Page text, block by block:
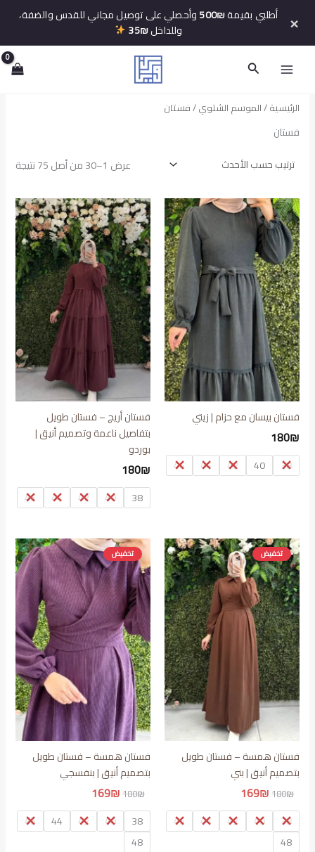
أطلبي بقيمة500₪وأحصلي على توصيل مجاني للقدس والضفة،
وللداخل35₪ ×
البحث
الرئيسية/الموسم الشتوي/ فستان
فستان
عرض 1–30 من أصل 75 نتيجة
فستان بيسان مع حزام | زيتي
180₪
38
40
42
44
46
فستان أريج – فستان طويل
بتفاصيل ناعمة وتصميم أنيق |
بوردو
180₪
38
40
42
44
46
تخفيض
فستان همسة – فستان طويل
بتصميم أنيق | بني
180₪ السعر
الأصلي
هو:
180₪.
169₪ السعر
الحالي
هو:
169₪.
38
40
42
44
46
48
تخفيض
فستان همسة – فستان طويل
بتصميم أنيق | بنفسجي
180₪ السعر
الأصلي
هو:
180₪.
169₪
الحالي
هو:
169₪.
38
40
42
44
46
48